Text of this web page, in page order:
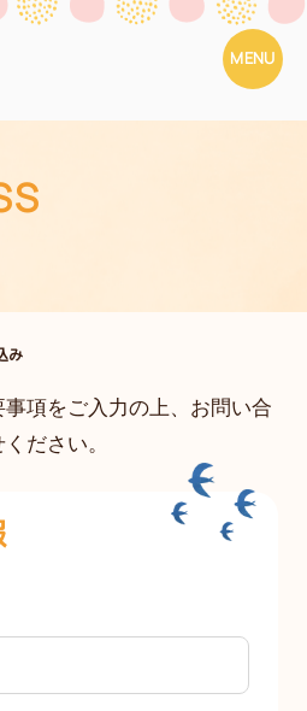
MENU
み
項をご入力の上、お問い合
ださい。